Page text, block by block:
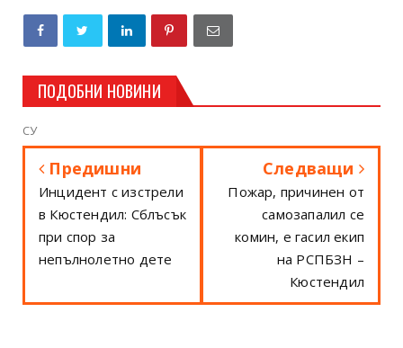
ПОДОБНИ НОВИНИ
СУ
Предишни
Инцидент с изстрели
в Кюстендил: Сблъсък
при спор за
непълнолетно дете
Следващи
Пожар, причинен от
самозапалил се
комин, е гасил екип
на РСПБЗН –
Кюстендил